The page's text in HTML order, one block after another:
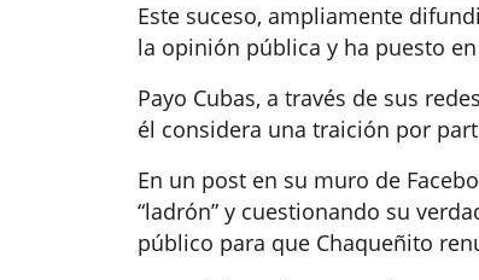
Este suceso, ampliamente
la opinión pública y ha puesto
Payo Cubas, a través de sus
él considera una traición por
En un post en su muro de
“ladrón” y cuestionando su
público para que Chaqueñito